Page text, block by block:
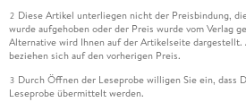
2 Diese Artikel unterliegen nicht der Preisbindung,
wurde aufgehoben oder der Preis wurde vom Verlag
Alternative wird Ihnen auf der Artikelseite dargestellt.
beziehen sich auf den vorherigen Preis.
3 Durch Öffnen der Leseprobe willigen Sie ein, dass
Leseprobe übermittelt werden.